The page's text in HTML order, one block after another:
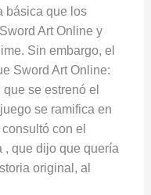
básica que los
Art Online y
Sin embargo, el
Sword Art Online:
se estrenó el
se ramifica en
con el
que dijo que quería
original, al